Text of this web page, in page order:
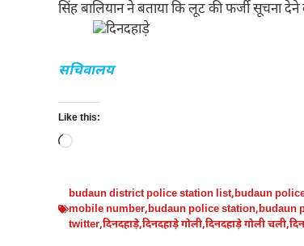
सिंह बालियान ने बताया कि लूट की फर्जी सूचना देने
सचिवालय
Like this:
Loading…
budaun district police station list,budaun
mobile number,budaun police station,budaun
twitter,दिनदहाड़े,दिनदहाड़े गोली,दिनदहाड़े गोली चली,